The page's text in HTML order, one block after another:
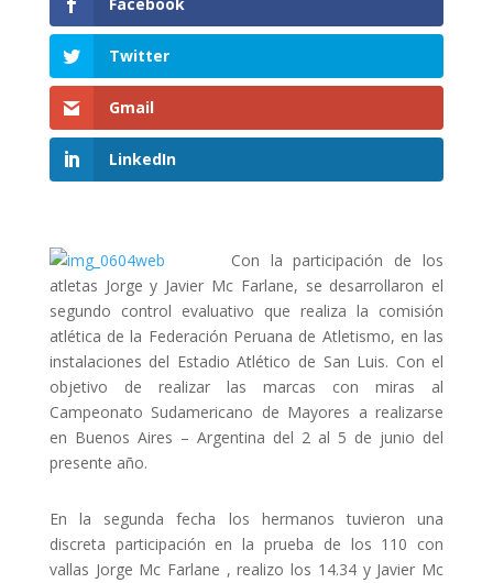
Twitter
Gmail
LinkedIn
Con la participación de los
atletas Jorge y Javier Mc Farlane, se desarrollaron el
segundo control evaluativo que realiza la comisión
atlética de la Federación Peruana de Atletismo, en las
instalaciones del Estadio Atlético de San Luis. Con el
objetivo de realizar las marcas con miras al
Campeonato Sudamericano de Mayores a realizarse
en Buenos Aires – Argentina del 2 al 5 de junio del
presente año.
En la segunda fecha los hermanos tuvieron una
discreta participación en la prueba de los 110 con
vallas Jorge Mc Farlane , realizo los 14.34 y Javier Mc